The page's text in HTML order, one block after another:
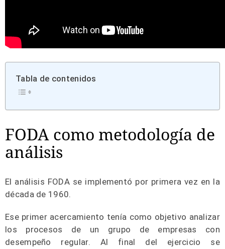
Tabla de contenidos
FODA como metodología de
análisis
El análisis FODA se implementó por primera vez en la
década de 1960.
Ese primer acercamiento tenía como objetivo analizar
los procesos de un grupo de empresas con
desempeño regular. Al final del ejercicio se